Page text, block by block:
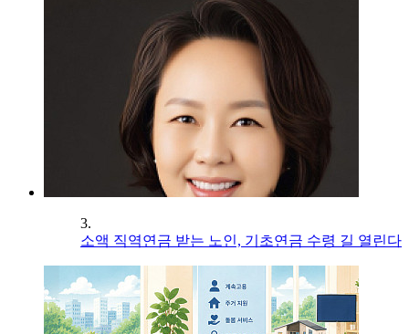
3.
소액 직역연금 받는 노인, 기초연금 수령 길 열린다